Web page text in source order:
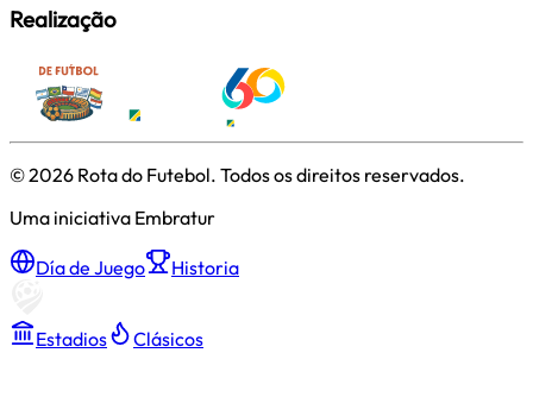
Realização
©2026 Rota do Futebol. Todos os direitos reservados.
Uma iniciativa Embratur
Día de Juego Historia
Estadios Clásicos